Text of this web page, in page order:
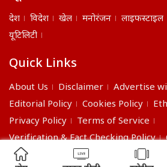
देश विदेश खेल मनोरंजन लाइफस्टाइल
यूटिलिटी
Quick Links
About Us Disclaimer Advertise
Editorial Policy
Cookies Policy
Privacy Policy
Terms of Service
Verification & Fact Checking Policy
©2026 India Daily. All right reserved.